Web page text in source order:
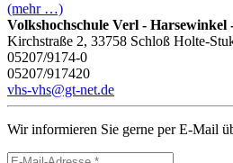
(mehr …)
Volkshochschule Verl -
Kirchstraße 2, 33758 Schloß Holte-
05207/9174-0
05207/917420
vhs-vhs@gt-net.de
Wir informieren Sie gerne per E-Mail